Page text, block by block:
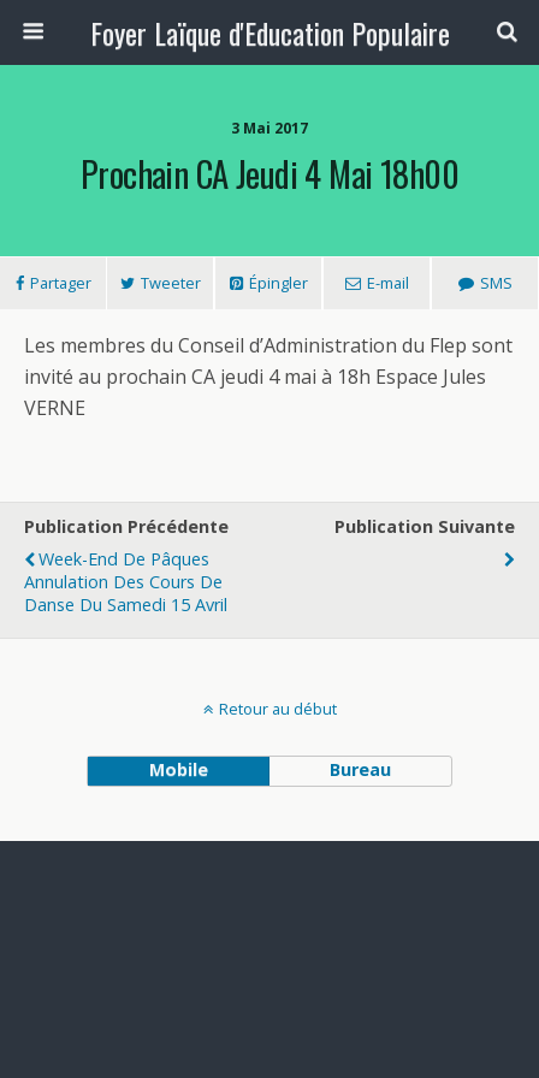
Foyer Laïque d'Education Populaire
3 Mai 2017
Prochain CA Jeudi 4 Mai 18h00
Partager Tweeter Épingler E-mail SMS
Les membres du Conseil d’Administration du Flep sont
invité au prochain CA jeudi 4 mai à 18h Espace Jules
VERNE
Publication Précédente
Week-End De Pâques
Annulation Des Cours De
Danse Du Samedi 15 Avril
Publication Suivante
Retour au début
Mobile Bureau